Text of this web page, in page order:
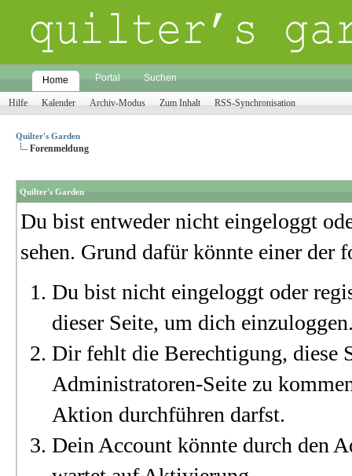
Home Portal Suchen
Hilfe Kalender Archiv-Modus Zum Inhalt RSS-Synchronisation
Quilter's Garden
Forenmeldung
Quilter's Garden
Du bist entweder nicht eingeloggt
sehen. Grund dafür könnte einer der
Du bist nicht eingeloggt oder
dieser Seite, um dich
Dir fehlt die Berechtigung, diese
Administratoren-Seite zu
Aktion durchführen darfst.
Dein Account könnte durch den